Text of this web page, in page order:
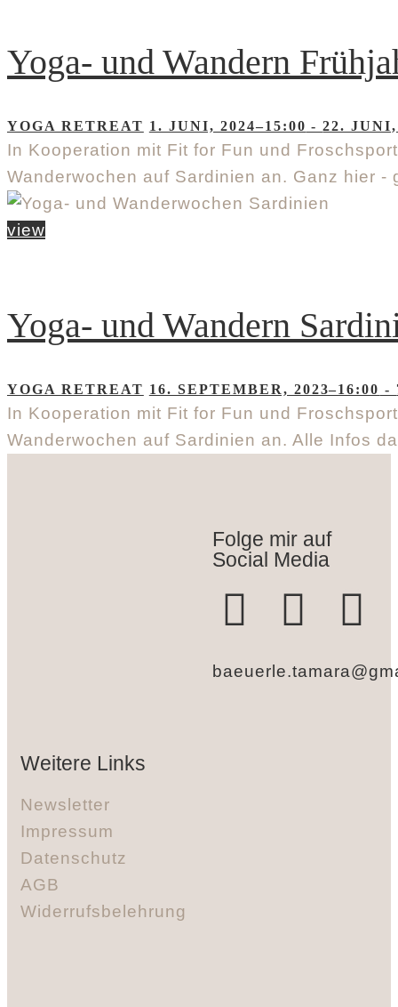
Yoga- und Wandern
YOGA RETREAT 1. JUNI, 2024–15:00 -22. JUNI,
In Kooperation mit Fit for Fun und
Wanderwochen auf Sardinien an. Ganz hier
view
Yoga- und Wandern
YOGA RETREAT 16. SEPTEMBER, 2023–16:00 -
In Kooperation mit Fit for Fun und
Wanderwochen auf Sardinien an. Alle Infos
Folge mir auf
Social Media
Weitere Links
Newsletter
Impressum
Datenschutz
AGB
Widerrufsbelehrung